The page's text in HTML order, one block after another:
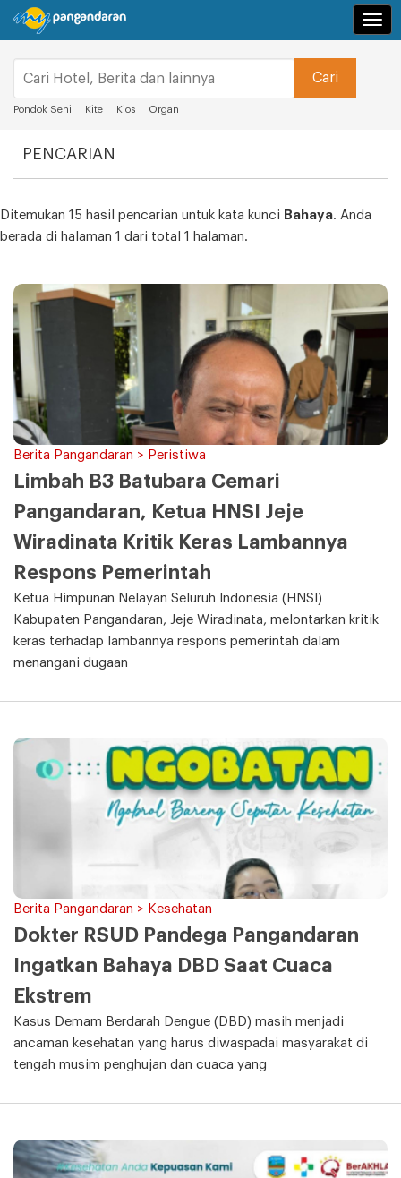
Pondok Seni Kite Kios Organ
PENCARIAN
Ditemukan 15 hasil pencarian untuk kata kunci Bahaya. Anda
berada di halaman 1 dari total 1 halaman.
Berita Pangandaran > Peristiwa
Limbah B3 Batubara Cemari
Pangandaran, Ketua HNSI Jeje
Wiradinata Kritik Keras Lambannya
Respons Pemerintah
Ketua Himpunan Nelayan Seluruh Indonesia (HNSI)
Kabupaten Pangandaran, Jeje Wiradinata, melontarkan kritik
keras terhadap lambannya respons pemerintah dalam
menangani dugaan
Berita Pangandaran > Kesehatan
Dokter RSUD Pandega Pangandaran
Ingatkan Bahaya DBD Saat Cuaca
Ekstrem
Kasus Demam Berdarah Dengue (DBD) masih menjadi
ancaman kesehatan yang harus diwaspadai masyarakat di
tengah musim penghujan dan cuaca yang